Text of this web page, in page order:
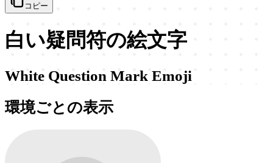
コピー
白い疑問符の絵文字
White Question Mark Emoji
環境ごとの表示